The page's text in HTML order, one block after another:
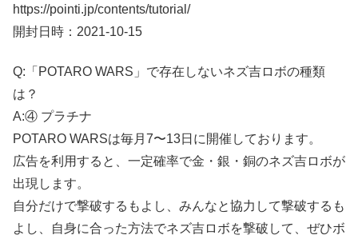
https://pointi.jp/contents/tutorial/
開封日時：2021-10-15
Q:「POTARO WARS」で存在しないネズ吉ロボの種類
は？
A:④ プラチナ
POTARO WARSは毎月7〜13日に開催しております。
広告を利用すると、一定確率で金・銀・銅のネズ吉ロボが
出現します。
自分だけで撃破するもよし、みんなと協力して撃破するも
よし、自身に合った方法でネズ吉ロボを撃破して、ぜひボ